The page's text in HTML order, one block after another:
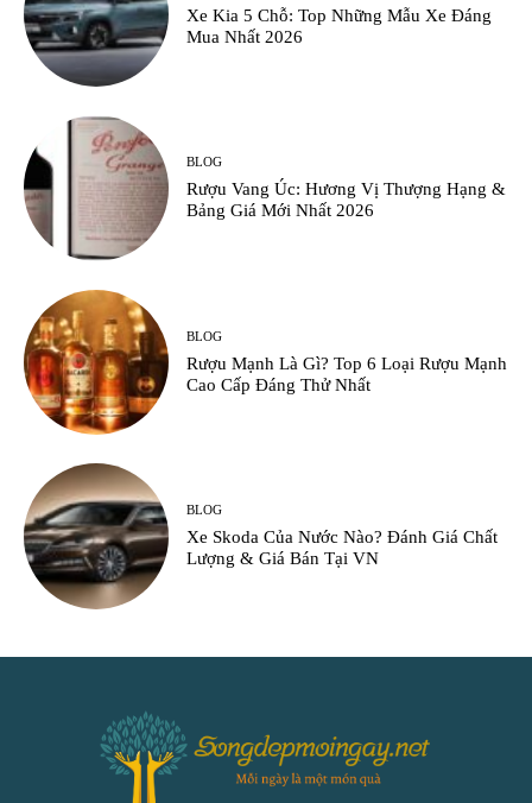
Xe Kia 5 Chỗ: Top Những Mẫu Xe Đáng
Mua Nhất 2026
BLOG
Rượu Vang Úc: Hương Vị Thượng Hạng &
Bảng Giá Mới Nhất 2026
BLOG
Rượu Mạnh Là Gì? Top 6 Loại Rượu Mạnh
Cao Cấp Đáng Thử Nhất
BLOG
Xe Skoda Của Nước Nào? Đánh Giá Chất
Lượng & Giá Bán Tại VN